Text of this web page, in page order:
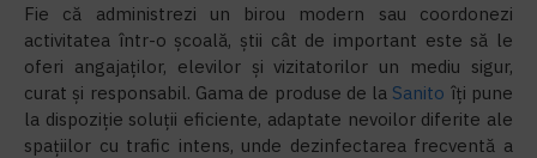
Fie că administrezi un birou modern sau coordonezi
activitatea într-o școală, știi cât de important este să le
oferi angajaților, elevilor și vizitatorilor un mediu sigur,
curat și responsabil. Gama de produse de la Sanito îți pune
la dispoziție soluții eficiente, adaptate nevoilor diferite ale
spațiilor cu trafic intens, unde dezinfectarea frecventă a